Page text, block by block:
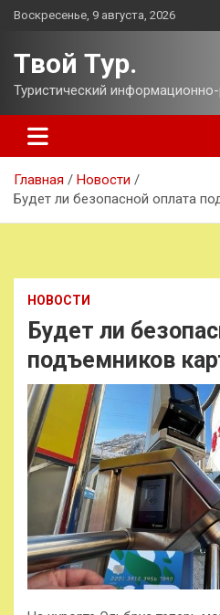
Перейти
Воскресенье, 9 августа, 2026
Твой Тур.
Туристический
Главная
Новости
Будет ли безопасной оплата
НОВОСТИ
Будет ли
подъемников